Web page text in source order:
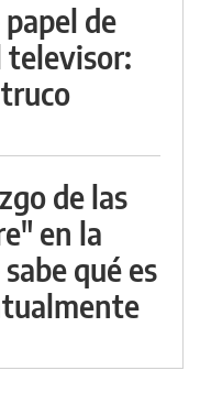
de
televisor:
de las
en la
qué es